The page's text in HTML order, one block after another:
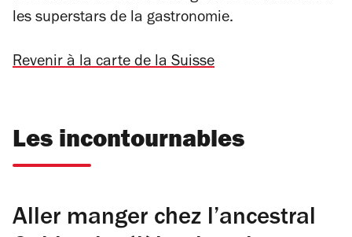
les superstars de la gastronomie.
Revenir à la carte de la Suisse
Les incontournables
Aller manger chez l’ancestral